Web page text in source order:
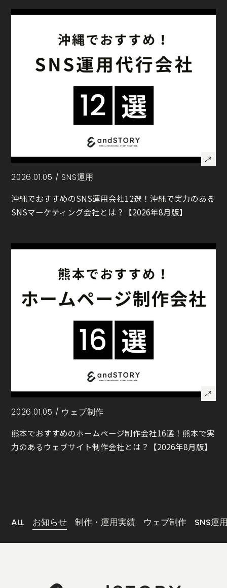
2026.01.05 / SNS運用
沖縄でおすすめのSNS運用会社12選！沖縄で実力のある
SNSマーケティング会社とは？【2026年8月版】
2026.01.05 / ウェブ制作
熊本でおすすめのホームページ制作会社16選！熊本で実
力のあるウェブサイト制作会社とは？【2026年8月版】
ALL お知らせ 制作・運用実績 ウェブ制作 SNS運